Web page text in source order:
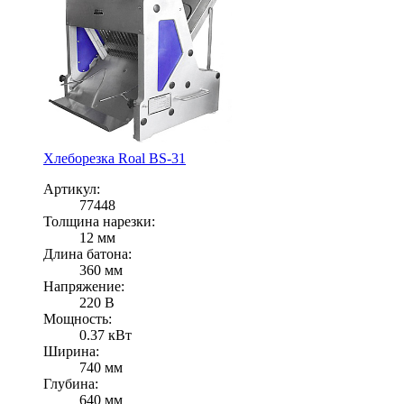
Хлеборезка Roal BS-31
Артикул:
77448
Толщина нарезки:
12 мм
Длина батона:
360 мм
Напряжение:
220 В
Мощность:
0.37 кВт
Ширина:
740 мм
Глубина:
640 мм